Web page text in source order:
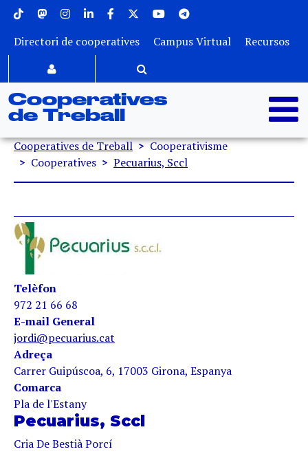
Vés al contingut
Menu superior
Directori de cooperatives Campus Virtual Recursos
Cooperatives
de Treball
Fil d'ariadna
Cooperatives de Treball
Cooperativisme
Cooperatives
Pecuarius, Sccl
Telèfon
972 21 66 68
E-mail General
jordi@pecuarius.cat
Adreça
Carrer Guipúscoa, 6, 17003 Girona, Espanya
Comarca
Pla de l'Estany
Pecuarius, Sccl
Cria De Bestià Porcí